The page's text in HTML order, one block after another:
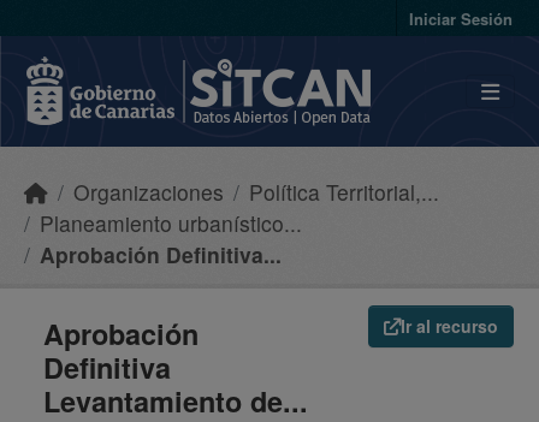
Iniciar Sesión
Organizaciones
Política Territorial,...
Planeamiento urbanístico...
Aprobación Definitiva...
Ir al recurso
Aprobación
Definitiva
Levantamiento de...